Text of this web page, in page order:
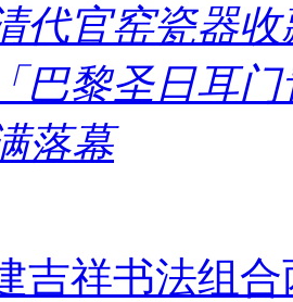
代官窑瓷器
「巴黎圣日耳
落幕
吉祥书法组